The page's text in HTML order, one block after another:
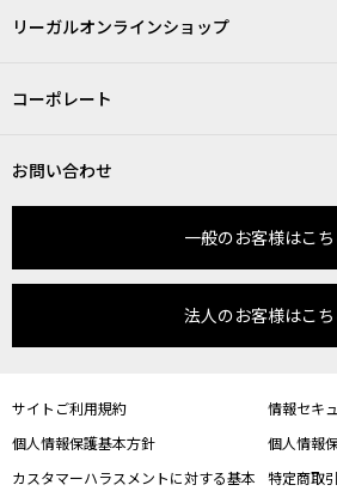
リーガルオンラインショップ
コーポレート
お問い合わせ
一般のお客様はこち
法人のお客様はこち
サイトご利用規約
情報セキ
個人情報保護基本方針
個人情報
カスタマーハラスメントに対する基本
特定商取